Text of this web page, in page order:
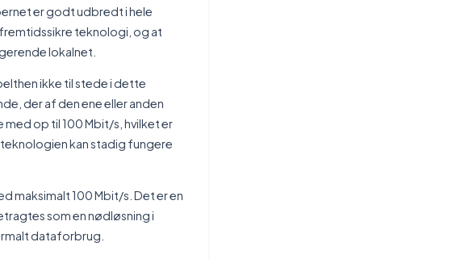
er godt udbredt i hele
teknologi, og at
lokalnet.
ikke til stede i dette
der af den ene eller anden
med op til 100 Mbit/s, hvilket er
kan stadig fungere
maksimalt 100 Mbit/s. Det er en
som en nødløsning i
dataforbrug.